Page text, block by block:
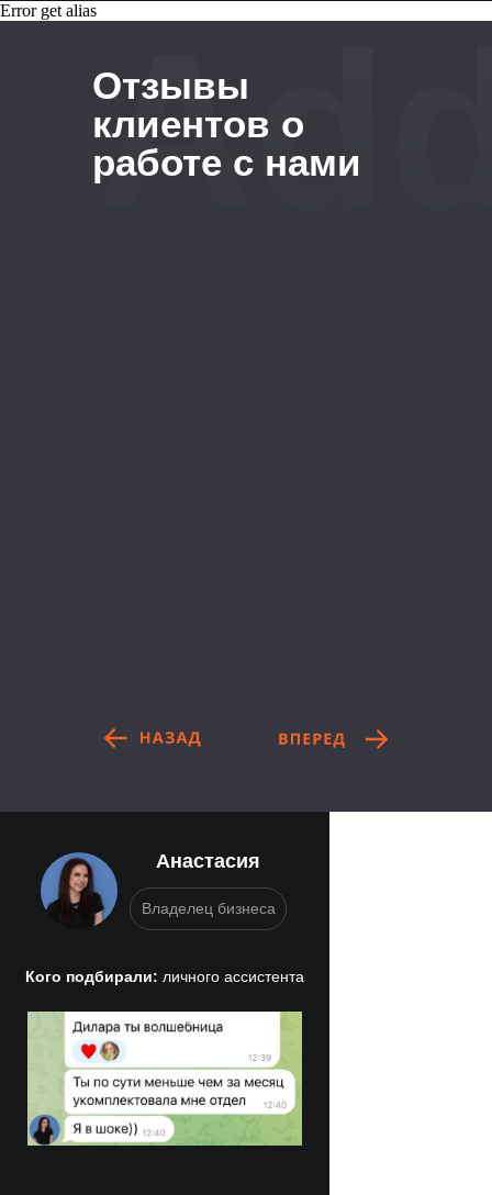
Error get alias
Отзывы
клиентов о
работе с нами
Владелец бизнеса
Кого подбирали: личного ассистента
Анастасия